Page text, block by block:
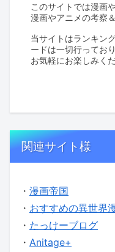
このサイトでは漫画
漫画やアニメの考察
当サイトはランキン
ードは一切行ってお
お気軽にお楽しみくだ
関連サイト様
・ 漫画帝国
・ おすすめの異世界
・ たっけーブログ
・ Anitage+